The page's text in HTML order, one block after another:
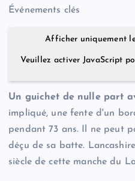
Événements clés
Afficher uniquement
Veuillez activer JavaScript
Un guichet de nulle part
impliqué, une fente d'un
pendant 73 ans. Il ne peut
déçu de sa batte.
siècle de cette manche du